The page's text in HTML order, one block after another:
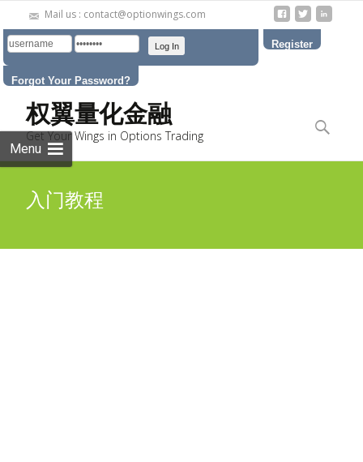
Mail us : contact@optionwings.com
Register
Forgot Your Password?
权翼量化金融
Get Your Wings in Options Trading
Menu
content
Search
入门教程